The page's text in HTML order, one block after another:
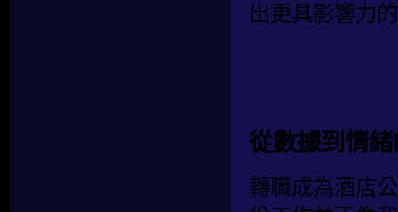
出更具影響力
從數據到情
轉職成為酒店